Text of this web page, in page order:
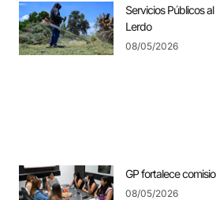
Servicios Públicos
Lerdo
08/05/2026
GP fortalece
08/05/2026